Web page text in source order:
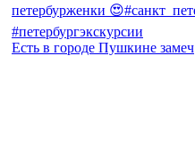
Есть в городе Пушкине замеч